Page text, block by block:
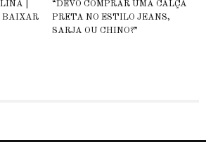
|
BAIXAR
“DEVO COMPRAR UMA CALÇA
PRETA NO ESTILO JEANS,
SARJA OU CHINO?”